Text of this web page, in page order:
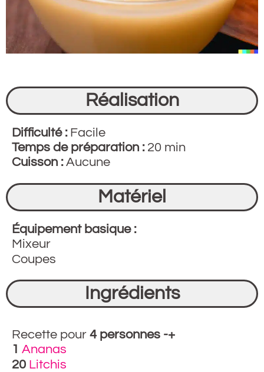
Réalisation
Difficulté : Facile
Temps de préparation :20 min
Cuisson :Aucune
Matériel
Équipement basique :
Mixeur
Coupes
Ingrédients
Recette pour 4 personnes -+
1 Ananas
20 Litchis